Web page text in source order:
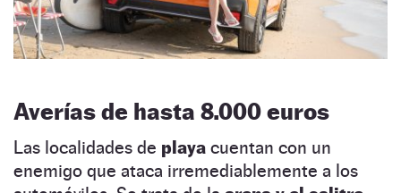
Averías de hasta 8.000 euros
Las localidades de playa cuentan con un
enemigo que ataca irremediablemente a los